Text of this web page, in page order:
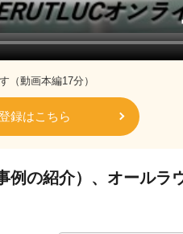
（動画本編17分）
録はこちら
例の紹介）、オールラ